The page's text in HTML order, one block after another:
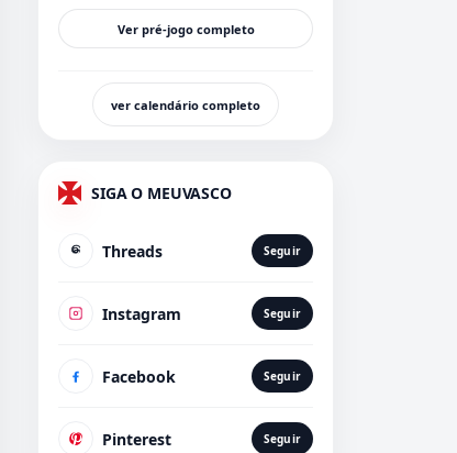
Ver pré-jogo completo
ver calendário completo
SIGA O MEUVASCO
Threads Seguir
Instagram Seguir
Facebook Seguir
Pinterest Seguir